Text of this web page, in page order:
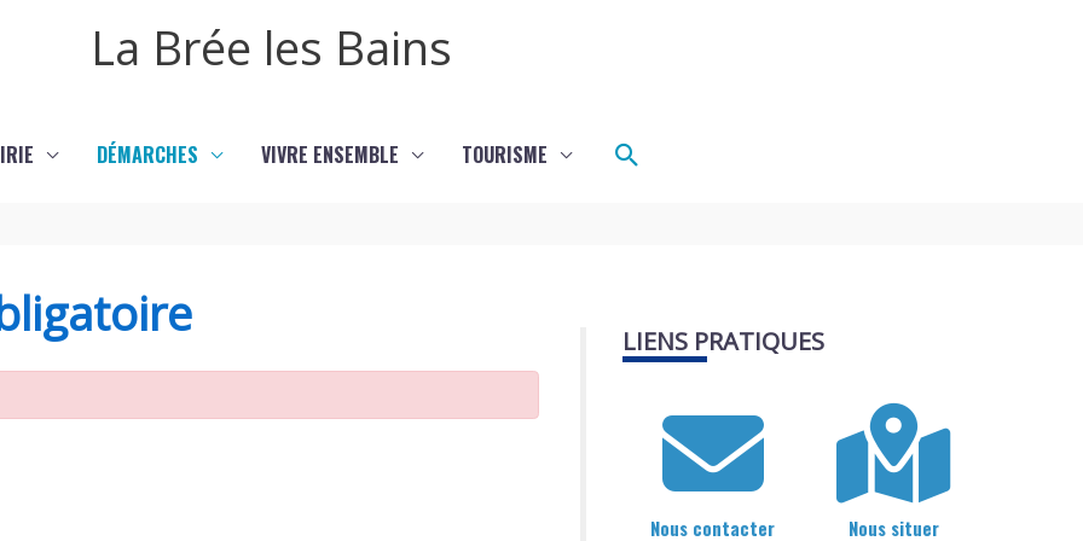
La Brée les Bains
DÉMARCHES VIVRE ENSEMBLE TOURISME Rechercher
LIENS PRATIQUES
Nous contacter Nous situer